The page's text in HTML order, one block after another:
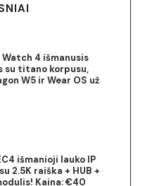
Watch 4 išmanusis
su titano korpusu,
W5 ir Wear OS už
išmanioji lauko IP
2.5K raiška + HUB +
Kaina: €40